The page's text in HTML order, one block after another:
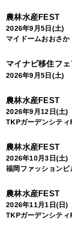
農林水産FEST
2026年9月5日(土)
マイドームおおさ
マイナビ移住フェ
2026年9月5日(土)
農林水産FEST
2026年9月12日(土)
TKPガーデンシテ
農林水産FEST
2026年10月3日(土)
福岡ファッションビ
農林水産FEST
2026年11月1日(日)
TKPガーデンシテ